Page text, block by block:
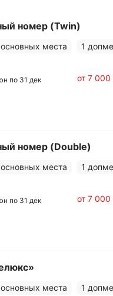
дополнительно.​ Для
Для детей
что даёт
проживания в
номер (Twin)
места 1
по 31 дек от 7 000
номер (Double)
места 1
по 31 дек от 7 000
места 1